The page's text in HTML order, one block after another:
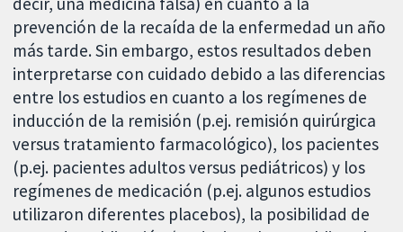
prevención de la recaída de la enfermedad un año
más tarde. Sin embargo, estos resultados deben
interpretarse con cuidado debido a las diferencias
entre los estudios en cuanto a los regímenes de
inducción de la remisión (p.ej. remisión quirúrgica
versus tratamiento farmacológico), los pacientes
(p.ej. pacientes adultos versus pediátricos) y los
regímenes de medicación (p.ej. algunos estudios
utilizaron diferentes placebos), la posibilidad de